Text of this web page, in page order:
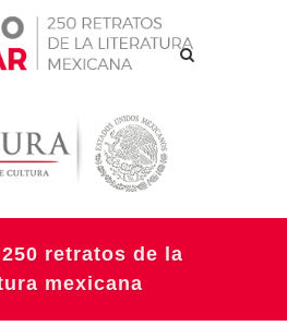
retratos de la
mexicana